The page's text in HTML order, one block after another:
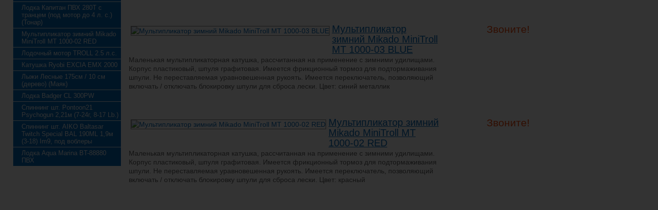
Лодка Капитан ПВХ 280Т с
транцем (под мотор до 4 л. с.)
(Тонар)
Мультипликатор зимний Mikado
MiniTroll MT 1000-02 RED
Лодочный мотор TROLL 2.5 л.с.
Катушка Ryobi EXCIA EMX 2000
Лыжи Лесные 175см / 10 см
(дерево) (Маяк)
Лодка Badger CL 300PW
Спиннинг шт. Pontoon21
Psychogun 2,21м (7-24г, 8-17 Lb.)
Спиннинг шт. AIKO Baltasar
Twitch Special BAL 190ML 1,9м
(3-18) Im9, под воблеры
Лодка Aqua Marina BT-88880
ПВХ
Мультипликатор
зимний Mikado MiniTroll
MT 1000-03 BLUE
Маленькая мультипликаторная катушка, рассчитанная на применение с зимними удилищами.
Корпус пластиковый, шпуля графитовая. Имеется фрикционный тормоз для подтормаживания
шпули. Не переставляемая уравновешенная рукоять. Имеется переключатель, позволяющий
включать / отключать блокировку шпули для сброса лески. Цвет: синий металлик
Звоните!
Мультипликатор зимний
Mikado MiniTroll MT
1000-02 RED
Маленькая мультипликаторная катушка, рассчитанная на применение с зимними удилищами.
Корпус пластиковый, шпуля графитовая. Имеется фрикционный тормоз для подтормаживания
шпули. Не переставляемая уравновешенная рукоять. Имеется переключатель, позволяющий
включать / отключать блокировку шпули для сброса лески. Цвет: красный
Звоните!